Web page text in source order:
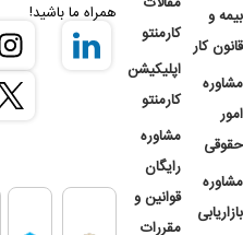
بیمه و
قانون کار
مشاوره
امور
حقوقی
مشاوره
بازاریابی
کارمنتو
اپلیکیشن
کارمنتو
مشاوره
رایگان
قوانین و
مقررات
همراه ما باشید!